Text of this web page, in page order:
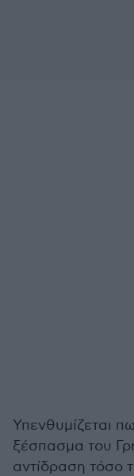
Υπενθυμίζεται
ξέσπασμα του
αντίδραση τόσο